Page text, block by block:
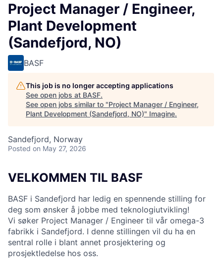
Project Manager / Engineer,
Plant Development
(Sandefjord, NO)
BASF
This job is no longer accepting applications
See open jobs at BASF.
See open jobs similar to "Project Manager / Engineer,
Plant Development (Sandefjord, NO)" Imagine.
Sandefjord, Norway
Posted on May 27, 2026
VELKOMMEN TIL BASF
BASF i Sandefjord har ledig en spennende stilling for
deg som ønsker å jobbe med teknologiutvikling!
Vi søker Project Manager / Engineer til vår omega-3
fabrikk i Sandefjord. I denne stillingen vil du ha en
sentral rolle i blant annet prosjektering og
prosjektledelse hos oss.